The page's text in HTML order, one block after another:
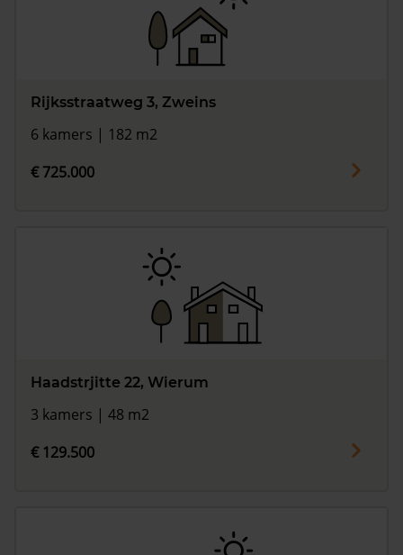
Rijksstraatweg 3, Zweins
6 kamers | 182 m2
€ 725.000
Haadstrjitte 22, Wierum
3 kamers | 48 m2
€ 129.500